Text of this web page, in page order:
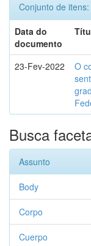
Conjunto de itens:
Data do
documento
23-Fev-2022
O
Busca
Assunto
Body
Corpo
Cuerpo